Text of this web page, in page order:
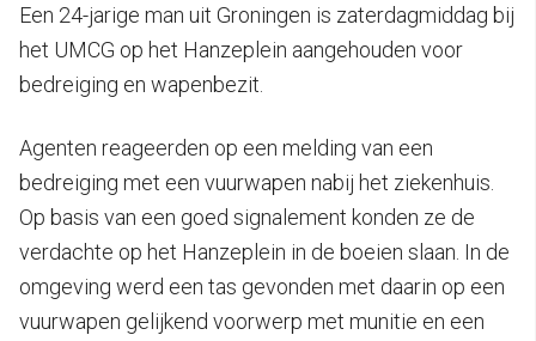
Een 24-jarige man uit Groningen is zaterdagmiddag bij
het UMCG op het Hanzeplein aangehouden voor
bedreiging en wapenbezit.
Agenten reageerden op een melding van een
bedreiging met een vuurwapen nabij het ziekenhuis.
Op basis van een goed signalement konden ze de
verdachte op het Hanzeplein in de boeien slaan. In de
omgeving werd een tas gevonden met daarin op een
vuurwapen gelijkend voorwerp met munitie en een